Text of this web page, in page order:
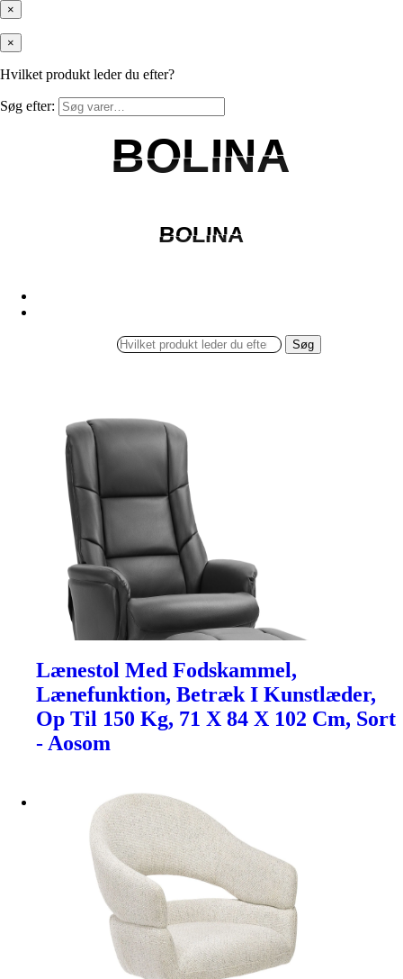
×
×
Hvilket produkt leder du efter?
Søg efter:
BOLINA
BOLINA
BOLINA
BOLINA
Søg
Lænestol Med Fodskammel,
Lænefunktion, Betræk I Kunstlæder,
Op Til 150 Kg, 71 X 84 X 102 Cm, Sort
- Aosom